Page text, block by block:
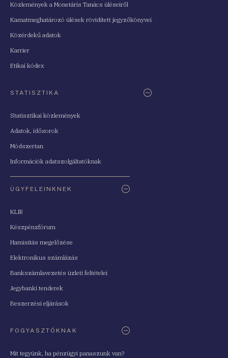
Közlemények a Monetáris Tanács üléseiről
Kamatmeghatározó ülések rövidített jegyzőkönyvei
Közérdekű adatok
Karrier
Etikai kódex
STATISZTIKA
Statisztikai közlemények
Adatok, idősorok
Módszertan
Információk adatszolgáltatóknak
ÜGYFELEINKNEK
KLIR
Készpénzfórum
Hamisítás megelőzése
Elektronikus számlázás
Bankszámlavezetés üzleti feltételei
Jegybanki tenderek
Beszerzési eljárások
FOGYASZTÓKNAK
Mit tegyünk, ha pénzügyi panaszunk van?